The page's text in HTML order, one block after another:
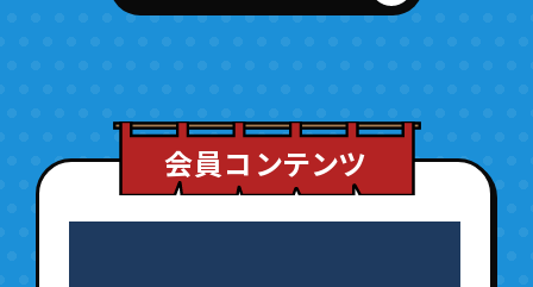
会員コンテンツ